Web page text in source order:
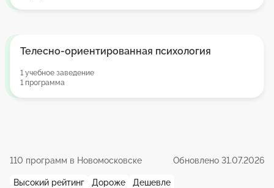
Телесно-ориентированная психология
1 учебное заведение
1 программа
110 программ в Новомосковске Обновлено 31.07.2026
Высокий рейтинг Дороже Дешевле